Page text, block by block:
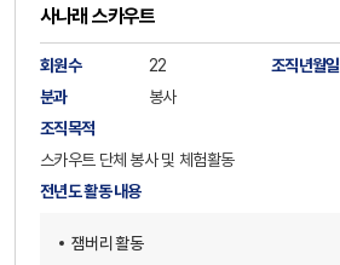
사나래 스카우트
회원수 22 조직년월일
분과
봉사
조직목적
스카우트 단체 봉사 및 체험활동
전년도 활동 내용
잼버리 활동